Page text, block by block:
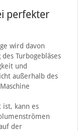
perfekter
wird davon
Turbogebläses
und
außerhalb des
ist, kann es
der